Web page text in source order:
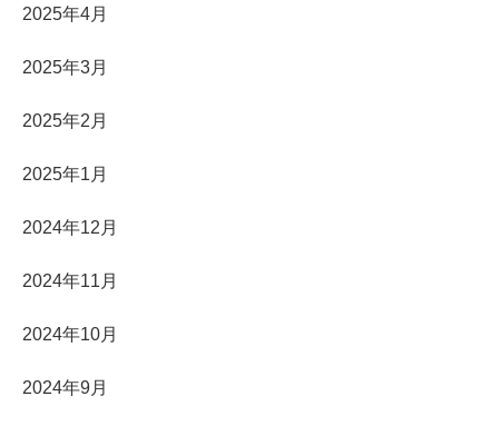
2025年4月
2025年3月
2025年2月
2025年1月
2024年12月
2024年11月
2024年10月
2024年9月